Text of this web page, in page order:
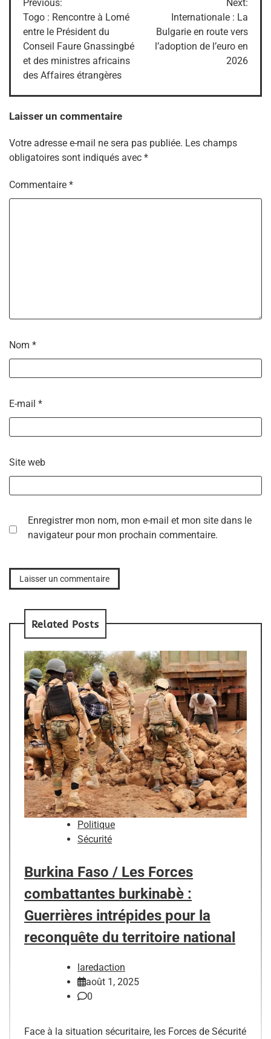
de
l’article
Previous:
Togo : Rencontre à Lomé
entre le Président du
Conseil Faure Gnassingbé
et des ministres africains
des Affaires étrangères
Next:
Internationale : La
Bulgarie en route vers
l’adoption de l’euro en
2026
Laisser un commentaire
Votre adresse e-mail ne sera pas publiée. Les champs
obligatoires sont indiqués avec *
Commentaire *
Nom *
E-mail *
Site web
Enregistrer mon nom, mon e-mail et mon site dans le
navigateur pour mon prochain commentaire.
Related Posts
Politique
Sécurité
Burkina Faso / Les Forces
combattantes burkinabè :
Guerrières intrépides pour la
reconquête du territoire national
laredaction
août 1, 2025
0
Face à la situation sécuritaire, les Forces de Sécurité